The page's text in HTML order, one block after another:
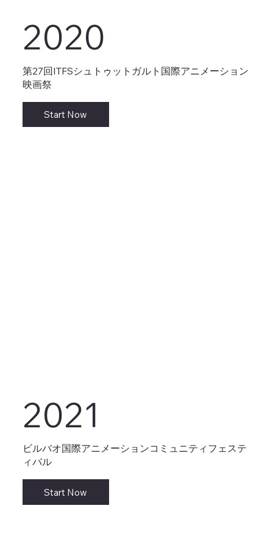
2020
第27回ITFSシュトゥットガルト国際アニメーション
映画祭
Start Now
2021
ビルバオ国際アニメーションコミュニティフェステ
ィバル
Start Now